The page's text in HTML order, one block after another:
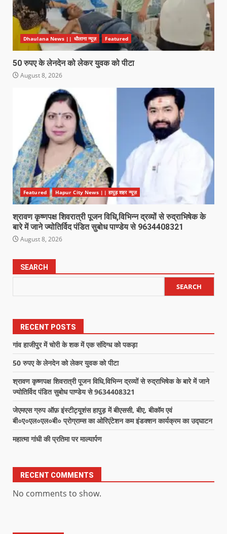
Dhaulana News || धौलाना न्यूज़ Featured
50 रुपए के लेनदेन को लेकर युवक को पीटा
August 8, 2026
Featured Hapur City News || हापुड़ शहर न्यूज़
श्रावण कृष्णपक्ष शिवरात्री पूजन विधि,विभिन्न द्रव्यों से रुद्राभिषेक के
बारे में जाने ज्योतिर्विद पंडित सुबोध पाण्डेय से 9634408321
August 8, 2026
SEARCH
SEARCH
RECENT POSTS
गांव हाजीपुर में चोरी के शक में एक संदिग्ध को पकड़ा
50 रुपए के लेनदेन को लेकर युवक को पीटा
श्रावण कृष्णपक्ष शिवरात्री पूजन विधि,विभिन्न द्रव्यों से रुद्राभिषेक के बारे में जाने
ज्योतिर्विद पंडित सुबोध पाण्डेय से 9634408321
जेएमएस ग्रुप ऑफ़ इंस्टीट्यूशंस हापुड़ में बीएससी, बीए, बीकॉम एवं
बी०ए०एल०एल०बी० प्रोग्राम्स का ओरिएंटेशन कम इंडक्शन कार्यक्रम का उद्घाटन
महात्मा गांधी की प्रतिमा पर माल्यार्पण
RECENT COMMENTS
No comments to show.